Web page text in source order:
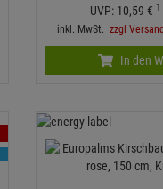
UVP: 10,59 € 1
inkl. MwSt. zzgl
In den